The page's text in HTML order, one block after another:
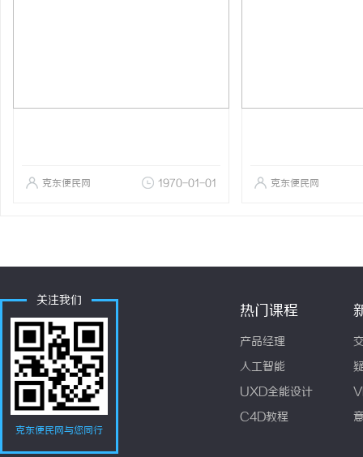
克东便民网 1970-01-01 克东便民网
关注我们
克东便民网与您同行
热门课程
产品经理
人工智能
UXD全能设计
C4D教程